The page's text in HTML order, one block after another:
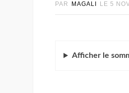
PAR MAGALI LE 5
Afficher le